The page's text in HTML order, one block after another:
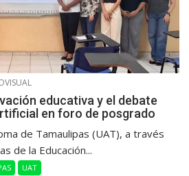
educativa y el debate
en foro de posgrado
de Tamaulipas (UAT), a través
de la Educación...
UAT